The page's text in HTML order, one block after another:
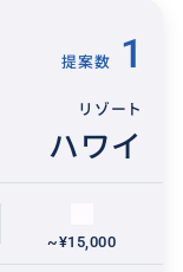
提案数 1
リゾート
ハワイ
~¥15,000